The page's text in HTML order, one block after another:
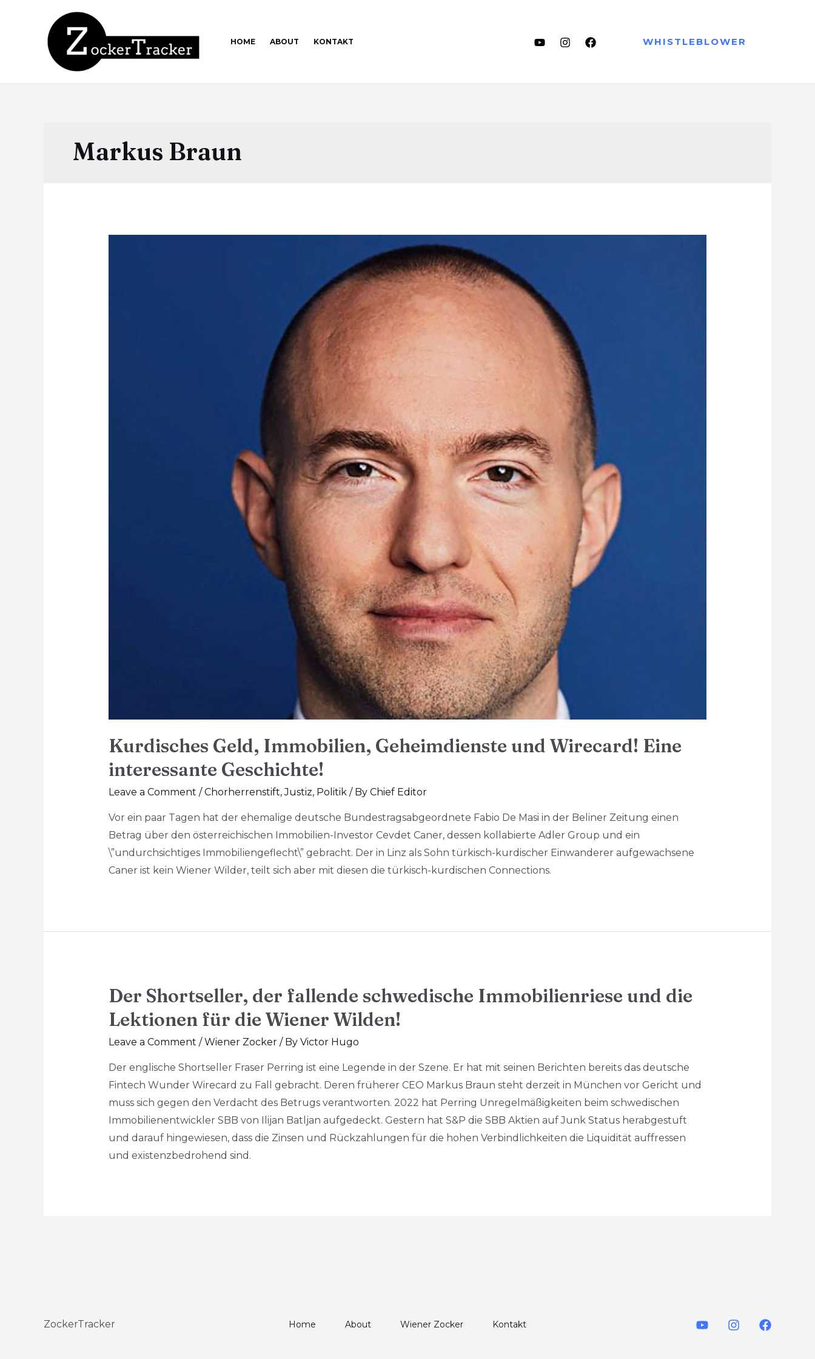
HOME ABOUT KONTAKT WHISTLEBLOWER
Markus Braun
Kurdisches Geld, Immobilien, Geheimdienste und Wirecard! Eine
interessante Geschichte!
Leave a Comment /Chorherrenstift,Justiz, Politik/ By Chief Editor
Vor ein paar Tagen hat der ehemalige deutsche Bundestragsabgeordnete Fabio De Masi in der Beliner Zeitung einen
Betrag über den österreichischen Immobilien-Investor Cevdet Caner, dessen kollabierte Adler Group und ein
\”undurchsichtiges Immobiliengeflecht\” gebracht. Der in Linz als Sohn türkisch-kurdischer Einwanderer aufgewachsene
Caner ist kein Wiener Wilder, teilt sich aber mit diesen die türkisch-kurdischen Connections.
Der Shortseller, der fallende schwedische Immobilienriese und die
Lektionen für die Wiener Wilden!
Leave a Comment /Wiener Zocker/ By Victor Hugo
Der englische Shortseller Fraser Perring ist eine Legende in der Szene. Er hat mit seinen Berichten bereits das deutsche
Fintech Wunder Wirecard zu Fall gebracht. Deren früherer CEO Markus Braun steht derzeit in München vor Gericht und
muss sich gegen den Verdacht des Betrugs verantworten. 2022 hat Perring Unregelmäßigkeiten beim schwedischen
Immobilienentwickler SBB von Ilijan Batljan aufgedeckt. Gestern hat S&P die SBB Aktien auf Junk Status herabgestuft
und darauf hingewiesen, dass die Zinsen und Rückzahlungen für die hohen Verbindlichkeiten die Liquidität auffressen
und existenzbedrohend sind.
ZockerTracker Home About Wiener Zocker Kontakt